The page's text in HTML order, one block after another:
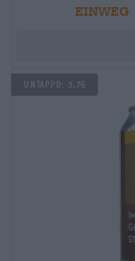
EINWEG
UNTAPPD: 3,76